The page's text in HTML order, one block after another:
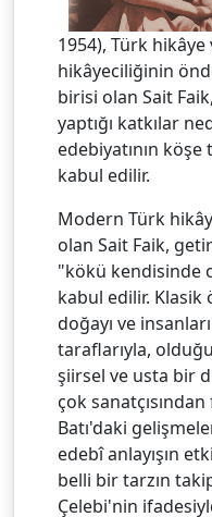
1954), Türk hikâye
hikâyeciliğinin
birisi olan Sait
yaptığı katkılar
edebiyatının
kabul edilir.
Modern Türk
olan Sait Faik,
"kökü kendisinde
kabul edilir. Klasik
doğayı ve
taraflarıyla,
şiirsel ve usta bir
çok
Batı'daki
edebî anlayışın
belli bir tarzın
Çelebi'nin